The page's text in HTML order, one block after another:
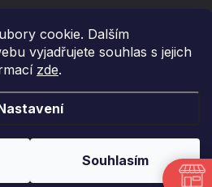
cookie. Dalším
vyjadřujete souhlas s jejich
zde.
Souhlasím
Vytvořil Shoptet
. Všechna práva vyhrazena.